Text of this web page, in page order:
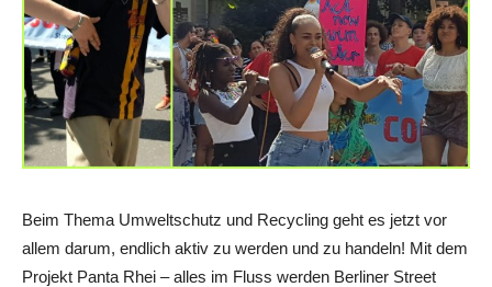
Beim Thema Umweltschutz und Recycling geht es jetzt vor
allem darum, endlich aktiv zu werden und zu handeln! Mit dem
Projekt Panta Rhei – alles im Fluss werden Berliner Street